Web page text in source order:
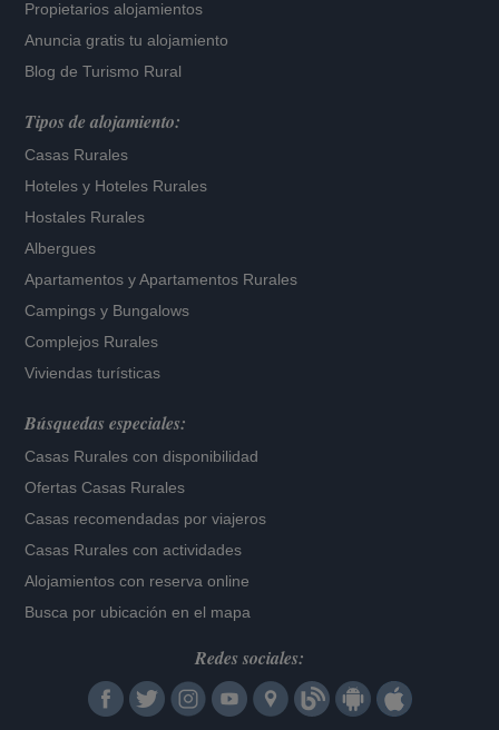
Propietarios alojamientos
Anuncia gratis tu alojamiento
Blog de Turismo Rural
Tipos de alojamiento:
Casas Rurales
Hoteles y Hoteles Rurales
Hostales Rurales
Albergues
Apartamentos yApartamentos Rurales
Campings y Bungalows
Complejos Rurales
Viviendas turísticas
Búsquedas especiales:
Casas Rurales con disponibilidad
Ofertas Casas Rurales
Casas recomendadas por viajeros
Casas Rurales con actividades
Alojamientos con reserva online
Busca por ubicación en el mapa
Redes sociales: